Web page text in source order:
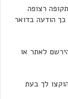
רצופה
על כך הודעה בדואר
לאתר או
לך בעת